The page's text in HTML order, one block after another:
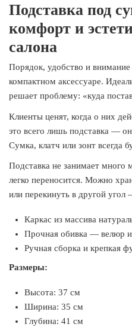
Подставка под
комфорт и
салона
Порядок, удобство и
компактном аксессуаре.
решает проблему: «куда
Клиенты ценят, когда о них
это всего лишь подставка —
Сумка, клатч или зонт всегда
Подставка не занимает много
легко переносится. Можно
или перекинуть в другой
Каркас из массива
Прочная обивка — велюр
Ручная сборка и крепкая
Размеры:
Высота: 37 см
Ширина: 35 см
Глубина: 41 см